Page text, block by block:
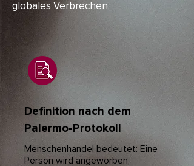
globales Verbrechen.
Definition nach dem
Palermo-Protokoll
Menschenhandel bedeutet: Eine
Person wird angeworben,